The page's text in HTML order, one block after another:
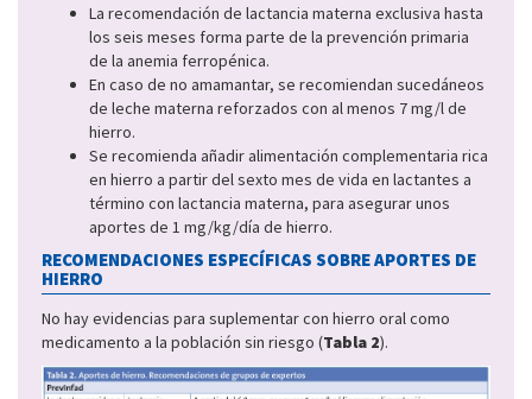
La recomendación de lactancia materna exclusiva hasta
los seis meses forma parte de la prevención primaria
de la anemia ferropénica.
En caso de no amamantar, se recomiendan sucedáneos
de leche materna reforzados con al menos 7 mg/l de
hierro.
Se recomienda añadir alimentación complementaria rica
en hierro a partir del sexto mes de vida en lactantes a
término con lactancia materna, para asegurar unos
aportes de 1 mg/kg/día de hierro.
RECOMENDACIONES ESPECÍFICAS SOBRE APORTES DE
HIERRO
No hay evidencias para suplementar con hierro oral como
medicamento a la población sin riesgo (Tabla 2).